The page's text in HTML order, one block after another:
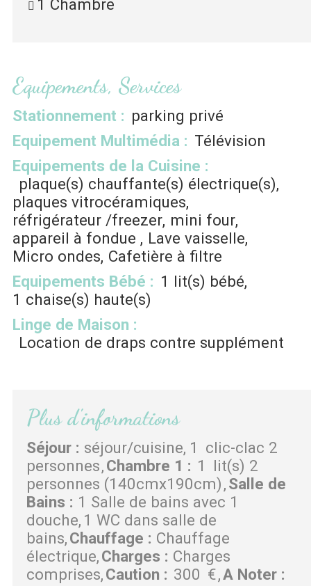
1 Chambre
Equipements, Services
Stationnement : parking privé
Equipement Multimédia : Télévision
Equipements de la Cuisine :
plaque(s) chauffante(s) électrique(s)
plaques vitrocéramiques
réfrigérateur /freezer mini four
appareil à fondue
Lave vaisselle
Micro ondes Cafetière à filtre
Equipements Bébé : 1 lit(s) bébé
1 chaise(s) haute(s)
Linge de Maison :
Location de draps contre supplément
Plus d'informations
Séjour : séjour/cuisine 1
clic-clac 2
personnes Chambre 1 : 1
lit(s) 2
personnes (140cmx190cm) Salle de
Bains : 1 Salle de bains avec 1
douche 1 WC dans salle de
bains Chauffage : Chauffage
électrique Charges : Charges
comprises Caution : 300 € A Noter :